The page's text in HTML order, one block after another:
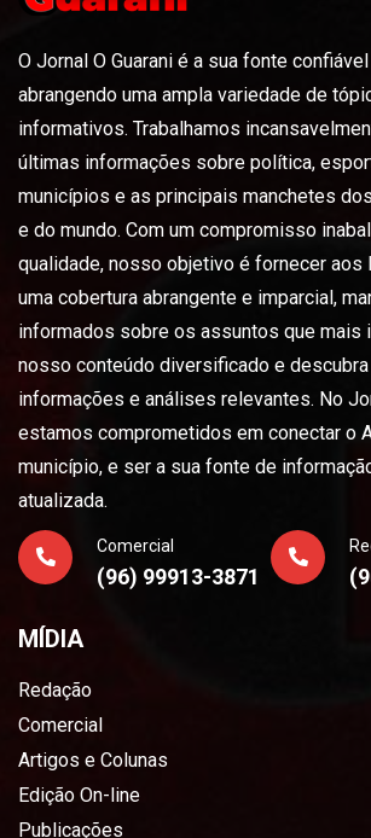
O Jornal O Guarani é a sua fonte
abrangendo uma ampla variedade de
informativos. Trabalhamos
últimas informações sobre política,
municípios e as principais manchetes
e do mundo. Com um compromisso
qualidade, nosso objetivo é fornecer aos
uma cobertura abrangente e imparcial,
informados sobre os assuntos que mais
nosso conteúdo diversificado e
informações e análises relevantes. No
estamos comprometidos em conectar o
município, e ser a sua fonte de
atualizada.
Comercial
(96) 99913-3871
MÍDIA
Redação
Comercial
Artigos e Colunas
Edição On-line
Publicações